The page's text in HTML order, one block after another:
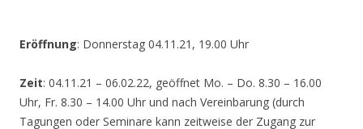
Eröffnung: Donnerstag 04.11.21, 19.00 Uhr
Zeit: 04.11.21 – 06.02.22, geöffnet Mo. – Do. 8.30 – 16.00
Uhr, Fr. 8.30 – 14.00 Uhr und nach Vereinbarung (durch
Tagungen oder Seminare kann zeitweise der Zugang zur